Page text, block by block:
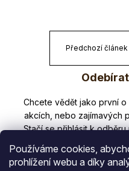
Používáme cookies,
prohlížení webu a díky
Předchozí článek
a
Nezmeškejte